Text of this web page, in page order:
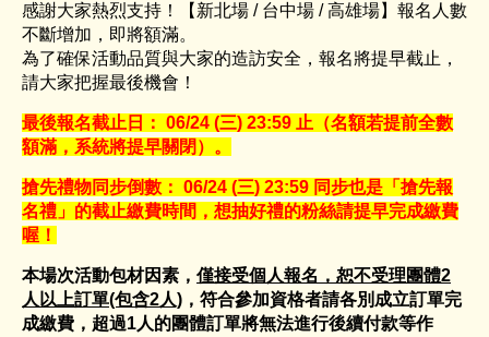
感謝大家熱烈支持！【新北場 / 台中場 / 高雄場】報名人數
不斷增加，即將額滿。
為了確保活動品質與大家的造訪安全，報名將提早截止，
請大家把握最後機會！
最後報名截止日： 06/24 (三) 23:59 止（名額若提前全數
額滿，系統將提早關閉）。
搶先禮物同步倒數： 06/24 (三) 23:59 同步也是「搶先報
名禮」的截止繳費時間，想抽好禮的粉絲請提早完成繳費
喔！
本場次活動包材因素， 僅接受個人報名，恕不受理團體2
人以上訂單(包含2人) ，符合參加資格者請各別成立訂單完
成繳費，超過1人的團體訂單將無法進行後續付款等作